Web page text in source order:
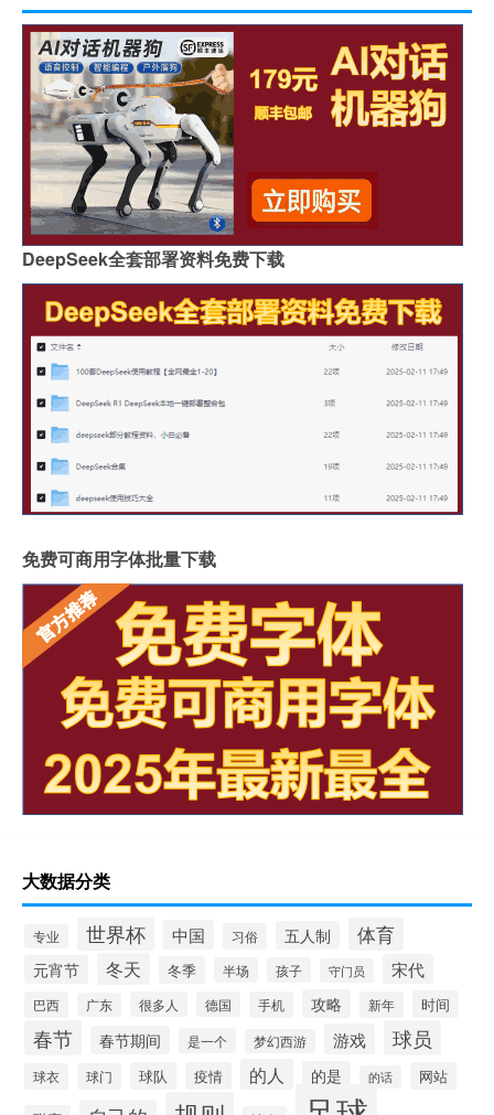
DeepSeek全套部署资料免费下载
免费可商用字体批量下载
大数据分类
专业 世界杯 中国 习俗 五人制 体育
元宵节 冬天 冬季 半场 孩子 守门员 宋代
巴西 广东 很多人 德国 手机 攻略 新年 时间
春节 春节期间 是一个 梦幻西游 游戏 球员
球衣 球门 球队 疫情 的人 的是 的话 网站